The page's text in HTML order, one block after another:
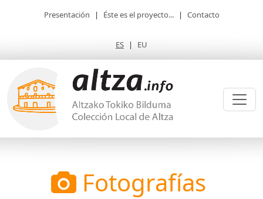
Presentación | Éste es el proyecto... | Contacto
ES | EU
Fotografías